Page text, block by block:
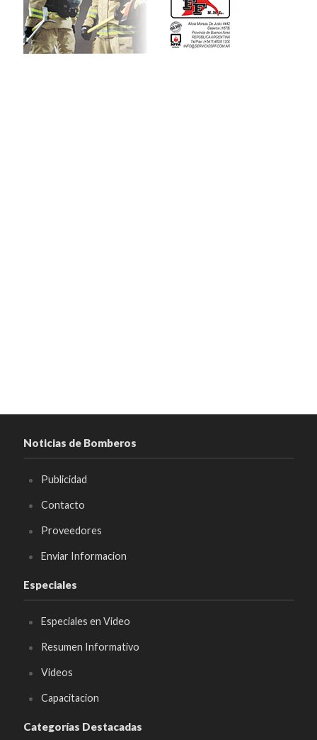
Noticias de Bomberos
Publicidad
Contacto
Proveedores
Enviar Informacion
Especiales
Especiales en Video
Resumen Informativo
Videos
Capacitacion
Categorías Destacadas